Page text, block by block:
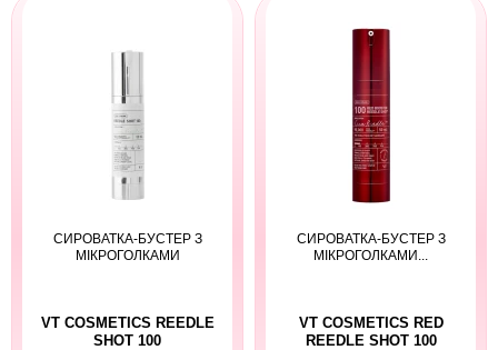
СИРОВАТКА-БУСТЕР З
МІКРОГОЛКАМИ
VT COSMETICS REEDLE
SHOT 100
СИРОВАТКА-БУСТЕР З
МІКРОГОЛКАМИ...
VT COSMETICS RED
REEDLE SHOT 100